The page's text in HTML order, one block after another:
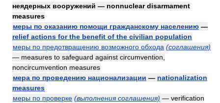
неядерных вооружений — nonnuclear disarmament
measures
меры по оказанию помощи гражданскому населению —
relief actions for the benefit of the civilian population
меры по предотвращению возможного обхода (соглашения)
— measures to safeguard against circumvention,
noncircumvention measures
мера по проведению национализации — nationalization
measures
меры по проверке (выполнения соглашения) — verification